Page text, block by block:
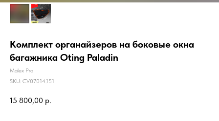
Комплект органайзеров на боковые окна
багажника Oting Paladin
Malex Pro
SKU: СУ07014.151
15 800,00 р.